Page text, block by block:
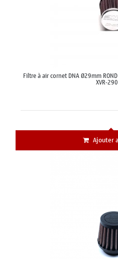
Filtre à air cornet DNA Ø29mm
XVR-
Ajouter